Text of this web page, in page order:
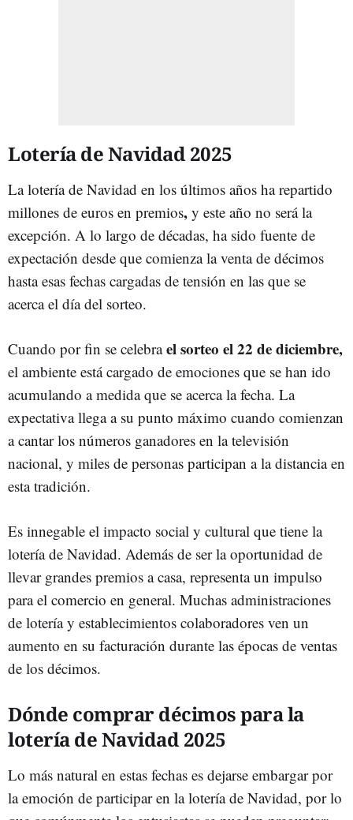
Lotería de Navidad 2025
La lotería de Navidad en los últimos años ha repartido
millones de euros en premios, y este año no será la
excepción. A lo largo de décadas, ha sido fuente de
expectación desde que comienza la venta de décimos
hasta esas fechas cargadas de tensión en las que se
acerca el día del sorteo.
Cuando por fin se celebrael sorteo el 22 de diciembre,
el ambiente está cargado de emociones que se han ido
acumulando a medida que se acerca la fecha. La
expectativa llega a su punto máximo cuando comienzan
a cantar los números ganadores en la televisión
nacional, y miles de personas participan a la distancia en
esta tradición.
Es innegable el impacto social y cultural que tiene la
lotería de Navidad. Además de ser la oportunidad de
llevar grandes premios a casa, representa un impulso
para el comercio en general. Muchas administraciones
de lotería y establecimientos colaboradores ven un
aumento en su facturación durante las épocas de ventas
de los décimos.
Dónde comprar décimos para la
lotería de Navidad 2025
Lo más natural en estas fechas es dejarse embargar por
la emoción de participar en la lotería de Navidad, por lo